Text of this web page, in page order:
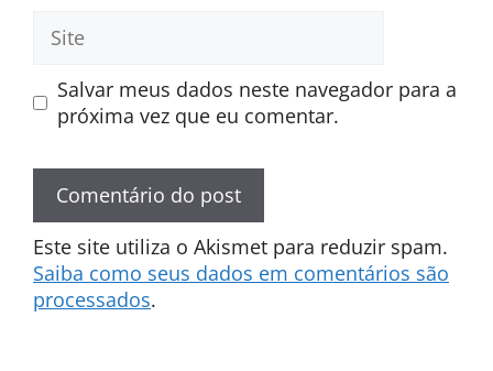
Site
Salvar meus dados neste navegador para a
próxima vez que eu comentar.
Este site utiliza o Akismet para reduzir spam.
Saiba como seus dados em comentários são
processados.